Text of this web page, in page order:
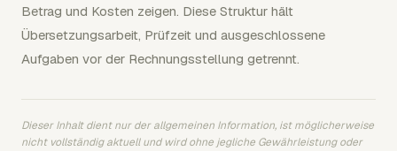
Betrag und Kosten zeigen. Diese Struktur hält
Übersetzungsarbeit, Prüfzeit und ausgeschlossene
Aufgaben vor der Rechnungsstellung getrennt.
Dieser Inhalt dient nur der allgemeinen Information, ist möglicherweise
nicht vollständig aktuell und wird ohne jegliche Gewährleistung oder